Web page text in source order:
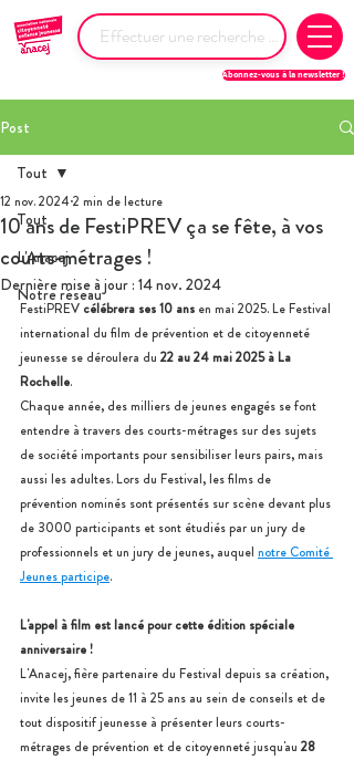
Abonnez-vous à la newsletter !
Post
Tout
L'Anacej
Notre réseau
Tout
10 ans de FestiPREV ça se fête, à vos
courts-métrages !
12 nov. 2024 2 min de lecture
Dernière mise à jour : 14 nov. 2024
FestiPREV célébrera ses 10 ans en mai 2025. Le Festival
international du film de prévention et de citoyenneté
jeunesse se déroulera du 22 au 24 mai 2025 à La
Rochelle.
Chaque année, des milliers de jeunes engagés se font
entendre à travers des courts-métrages sur des sujets
de société importants pour sensibiliser leurs pairs, mais
aussi les adultes. Lors du Festival, les films de
prévention nominés sont présentés sur scène devant plus
de 3000 participants et sont étudiés par un jury de
professionnels et un jury de jeunes, auquel notre Comité
Jeunes participe.
L'appel à film est lancé pour cette édition spéciale
anniversaire !
L'Anacej, fière partenaire du Festival depuis sa création,
invite les jeunes de 11 à 25 ans au sein de conseils et de
tout dispositif jeunesse à présenter leurs courts-
métrages de prévention et de citoyenneté jusqu'au 28